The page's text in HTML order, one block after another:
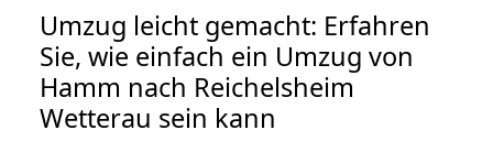
Umzug leicht gemacht: Erfahren
Sie, wie einfach ein Umzug von
Hamm nach Reichelsheim
Wetterau sein kann